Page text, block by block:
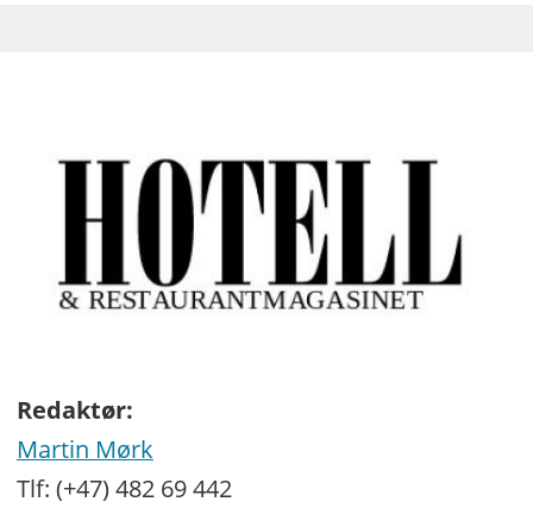
Redaktør:
Martin Mørk
Tlf: (+47) 482 69 442